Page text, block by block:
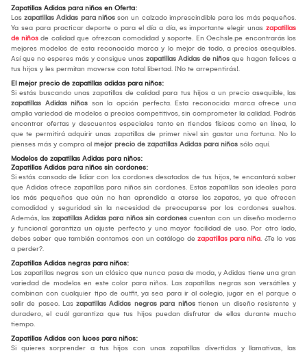
Zapatillas Adidas para niños en Oferta:
Las zapatillas Adidas para niños son un calzado imprescindible para los más pequeños.
Ya sea para practicar deporte o para el día a día, es importante elegir unas zapatillas
de niños de calidad que ofrezcan comodidad y soporte. En Oechsle.pe encontrarás los
mejores modelos de esta reconocida marca y lo mejor de todo, a precios asequibles.
Así que no esperes más y consigue unas zapatillas Adidas de niños que hagan felices a
tus hijos y les permitan moverse con total libertad. ¡No te arrepentirás!.
El mejor precio de zapatillas adidas para niños:
Si estás buscando unas zapatillas de calidad para tus hijos a un precio asequible, las
zapatillas Adidas niños son la opción perfecta. Esta reconocida marca ofrece una
amplia variedad de modelos a precios competitivos, sin comprometer la calidad. Podrás
encontrar ofertas y descuentos especiales tanto en tiendas físicas como en línea, lo
que te permitirá adquirir unas zapatillas de primer nivel sin gastar una fortuna. No lo
pienses más y compra al mejor precio de zapatillas Adidas para niños sólo aquí.
Modelos de zapatillas Adidas para niños:
Zapatillas Adidas para niños sin cordones:
Si estás cansado de lidiar con los cordones desatados de tus hijos, te encantará saber
que Adidas ofrece zapatillas para niños sin cordones. Estas zapatillas son ideales para
los más pequeños que aún no han aprendido a atarse los zapatos, ya que ofrecen
comodidad y seguridad sin la necesidad de preocuparse por los cordones sueltos.
Además, las zapatillas Adidas para niños sin cordones cuentan con un diseño moderno
y funcional garantiza un ajuste perfecto y una mayor facilidad de uso. Por otro lado,
debes saber que también contamos con un catálogo de zapatillas para niña. ¿Te lo vas
a perder?.
Zapatillas Adidas negras para niños:
Las zapatillas negras son un clásico que nunca pasa de moda, y Adidas tiene una gran
variedad de modelos en este color para niños. Las zapatillas negras son versátiles y
combinan con cualquier tipo de outfit, ya sea para ir al colegio, jugar en el parque o
salir de paseo. Las zapatillas Adidas negras para niños tienen un diseño resistente y
duradero, el cuál garantiza que tus hijos puedan disfrutar de ellas durante mucho
tiempo.
Zapatillas Adidas con luces para niños:
Si quieres sorprender a tus hijos con unas zapatillas divertidas y llamativas, las